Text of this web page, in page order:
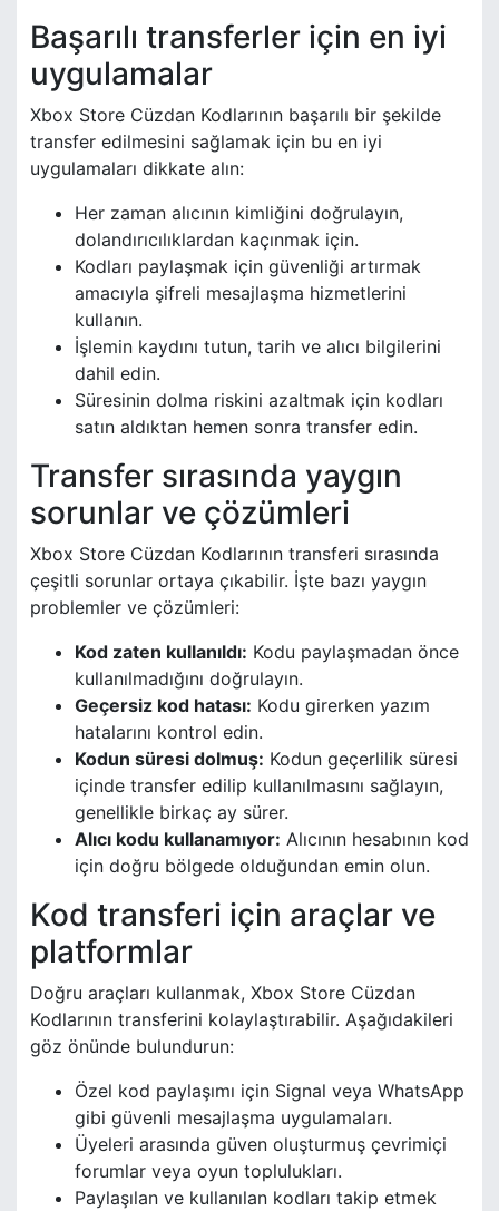
Başarılı transferler için en iyi
uygulamalar
Xbox Store Cüzdan Kodlarının başarılı bir şekilde
transfer edilmesini sağlamak için bu en iyi
uygulamaları dikkate alın:
Her zaman alıcının kimliğini doğrulayın,
dolandırıcılıklardan kaçınmak için.
Kodları paylaşmak için güvenliği artırmak
amacıyla şifreli mesajlaşma hizmetlerini
kullanın.
İşlemin kaydını tutun, tarih ve alıcı bilgilerini
dahil edin.
Süresinin dolma riskini azaltmak için kodları
satın aldıktan hemen sonra transfer edin.
Transfer sırasında yaygın
sorunlar ve çözümleri
Xbox Store Cüzdan Kodlarının transferi sırasında
çeşitli sorunlar ortaya çıkabilir. İşte bazı yaygın
problemler ve çözümleri:
Kod zaten kullanıldı: Kodu paylaşmadan önce
kullanılmadığını doğrulayın.
Geçersiz kod hatası: Kodu girerken yazım
hatalarını kontrol edin.
Kodun süresi dolmuş: Kodun geçerlilik süresi
içinde transfer edilip kullanılmasını sağlayın,
genellikle birkaç ay sürer.
Alıcı kodu kullanamıyor: Alıcının hesabının kod
için doğru bölgede olduğundan emin olun.
Kod transferi için araçlar ve
platformlar
Doğru araçları kullanmak, Xbox Store Cüzdan
Kodlarının transferini kolaylaştırabilir. Aşağıdakileri
göz önünde bulundurun:
Özel kod paylaşımı için Signal veya WhatsApp
gibi güvenli mesajlaşma uygulamaları.
Üyeleri arasında güven oluşturmuş çevrimiçi
forumlar veya oyun toplulukları.
Paylaşılan ve kullanılan kodları takip etmek